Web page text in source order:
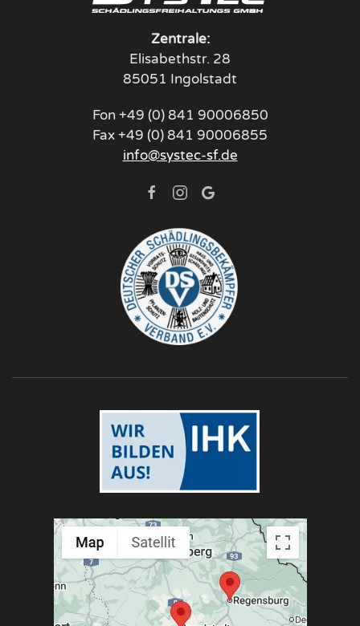
Zentrale:
Elisabethstr. 28
85051 Ingolstadt
Fon +49 (0) 841 90006850
Fax +49 (0) 841 90006855
info@systec-sf.de